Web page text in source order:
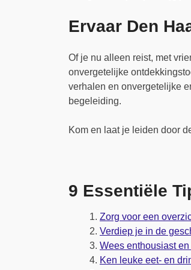
Ervaar Den
Of je nu alleen reist, met
onvergetelijke
verhalen en onvergetelijke
begeleiding.
Kom en laat je leiden door
9 Essentiële
Zorg voor een
Verdiep je in de
Wees enthousiast
Ken leuke eet- en